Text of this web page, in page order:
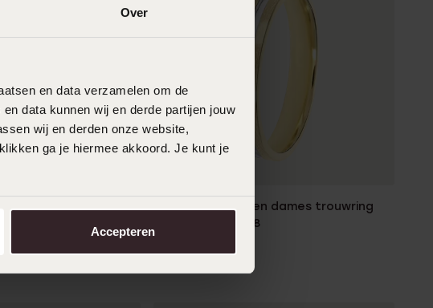
Over
en data verzamelen om de
data kunnen wij en derde partijen jouw
wij en derden onze website,
ga je hiermee akkoord. Je kunt je
Accepteren
14K bicolor gouden dames trouwring
3mm Lara TW 308
1149